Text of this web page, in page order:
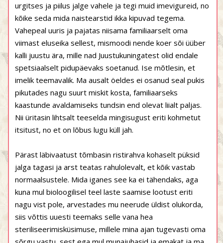
urgitses ja piilus jalge vahele ja tegi muid imevigureid, no
kõike seda mida naistearstid ikka kipuvad tegema.
Vahepeal uuris ja pajatas niisama familiaarselt oma
viimast eluseika sellest, mismoodi nende koer sõi üüber
kalli juustu ära, mille nad Juustukuningatest olid endale
spetsiaalselt pidupäevaks soetanud. Ise mõtlesin, et
imelik teemavalik. Ma ausalt öeldes ei osanud seal pukis
pikutades nagu suurt miskit kosta, familiaarseks
kaastunde avaldamiseks tundsin end olevat liialt paljas.
Nii üritasin lihtsalt teeselda mingisugust eriti kohmetut
itsitust, no et on lõbus lugu küll jah.
Pärast läbivaatust tõmbasin ristirahva kohaselt püksid
jalga tagasi ja arst teatas rahulolevalt, et kõik vastab
normaalsustele. Mida iganes see ka ei tähendaks, aga
kuna mul bioloogilisel teel laste saamise lootust eriti
nagu vist pole, arvestades mu neerude üldist olukorda,
siis võttis uuesti teemaks selle vana hea
steriliseerimisküsimuse, millele mina ajan tugevasti oma